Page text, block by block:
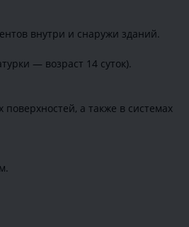
внутри и снаружи зданий.
— возраст 14 суток).
а также в системах